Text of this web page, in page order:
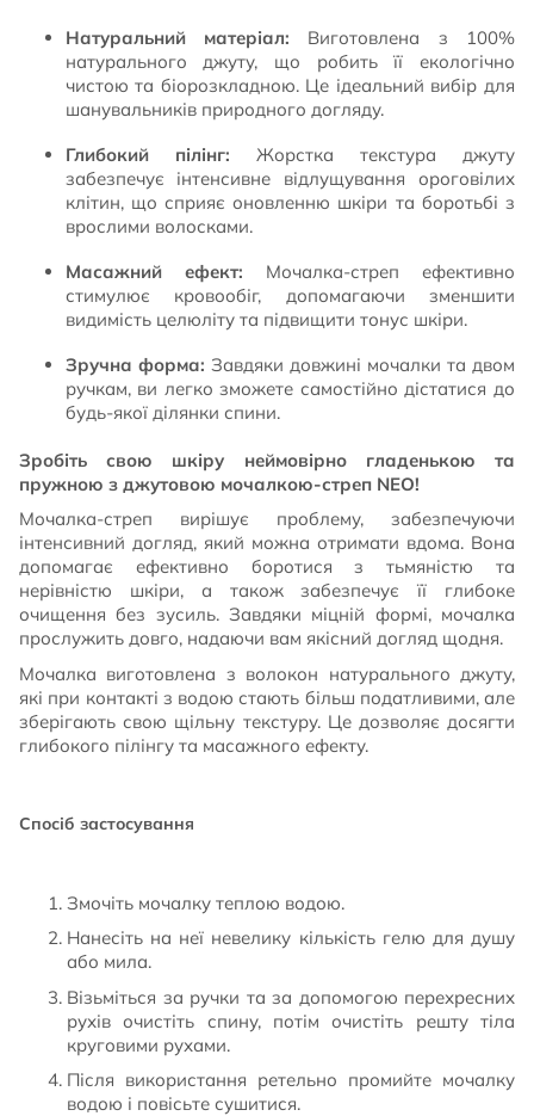
Натуральний матеріал: Виготовлена з 100%
натурального джуту, що робить її екологічно
чистою та біорозкладною. Це ідеальний вибір для
шанувальників природного догляду.
Глибокий пілінг: Жорстка текстура джуту
забезпечує інтенсивне відлущування ороговілих
клітин, що сприяє оновленню шкіри та боротьбі з
врослими волосками.
Масажний ефект: Мочалка-стреп ефективно
стимулює кровообіг, допомагаючи зменшити
видимість целюліту та підвищити тонус шкіри.
Зручна форма: Завдяки довжині мочалки та двом
ручкам, ви легко зможете самостійно дістатися до
будь-якої ділянки спини.
Зробіть свою шкіру неймовірно гладенькою та
пружною з джутовою мочалкою-стреп NEO!
Мочалка-стреп вирішує проблему, забезпечуючи
інтенсивний догляд, який можна отримати вдома. Вона
допомагає ефективно боротися з тьмяністю та
нерівністю шкіри, а також забезпечує її глибоке
очищення без зусиль. Завдяки міцній формі, мочалка
прослужить довго, надаючи вам якісний догляд щодня.
Мочалка виготовлена з волокон натурального джуту,
які при контакті з водою стають більш податливими, але
зберігають свою щільну текстуру. Це дозволяє досягти
глибокого пілінгу та масажного ефекту.
Спосіб застосування
Змочіть мочалку теплою водою.
Нанесіть на неї невелику кількість гелю для душу
або мила.
Візьміться за ручки та за допомогою перехресних
рухів очистіть спину, потім очистіть решту тіла
круговими рухами.
Після використання ретельно промийте мочалку
водою і повісьте сушитися.